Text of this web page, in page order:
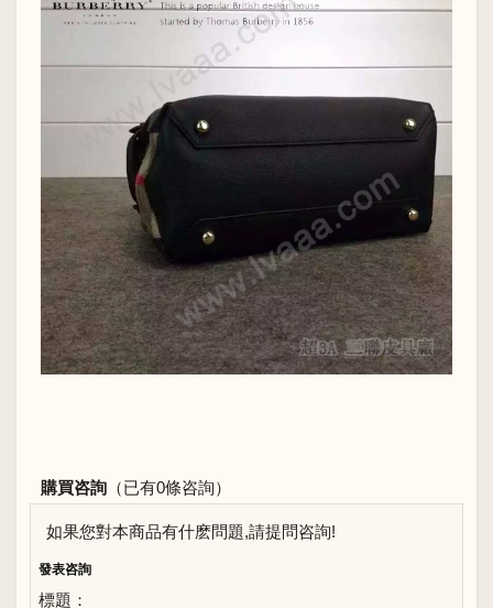
購買咨詢 （已有0條咨詢）
如果您對本商品有什麽問題,請提問咨詢!
發表咨詢
標題：